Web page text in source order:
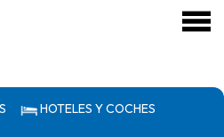
HOTELES Y COCHES